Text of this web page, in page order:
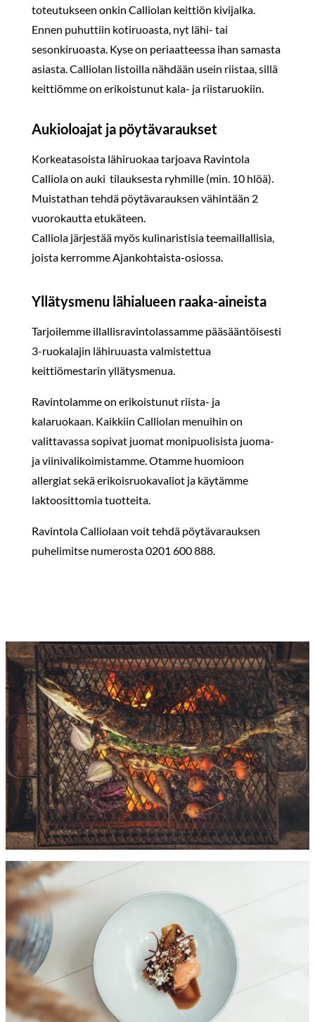
toteutukseen onkin Calliolan keittiön kivijalka.
Ennen puhuttiin kotiruoasta, nyt lähi- tai
sesonkiruoasta. Kyse on periaatteessa ihan samasta
asiasta. Calliolan listoilla nähdään usein riistaa, sillä
keittiömme on erikoistunut kala- ja riistaruokiin.
Aukioloajat ja pöytävaraukset
Korkeatasoista lähiruokaa tarjoava Ravintola
Calliola on auki tilauksesta ryhmille (min. 10 hlöä).
Muistathan tehdä pöytävarauksen vähintään 2
vuorokautta etukäteen.
Calliola järjestää myös kulinaristisia teemaillallisia,
joista kerromme Ajankohtaista-osiossa.
Yllätysmenu lähialueen raaka-aineista
Tarjoilemme illallisravintolassamme pääsääntöisesti
3-ruokalajin lähiruuasta valmistettua
keittiömestarin yllätysmenua.
Ravintolamme on erikoistunut riista- ja
kalaruokaan. Kaikkiin Calliolan menuihin on
valittavassa sopivat juomat monipuolisista juoma-
ja viinivalikoimistamme. Otamme huomioon
allergiat sekä erikoisruokavaliot ja käytämme
laktoosittomia tuotteita.
Ravintola Calliolaan voit tehdä pöytävarauksen
puhelimitse numerosta 0201 600 888.